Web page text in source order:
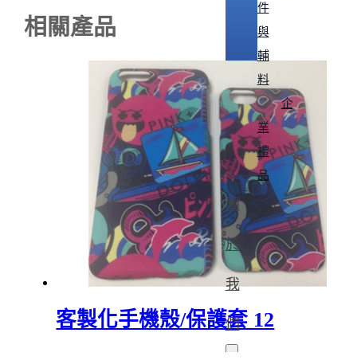
件
與
輔
料
企
業
禮
品
關
於
我
們
相關產品
客製化手機殼/保護套 12